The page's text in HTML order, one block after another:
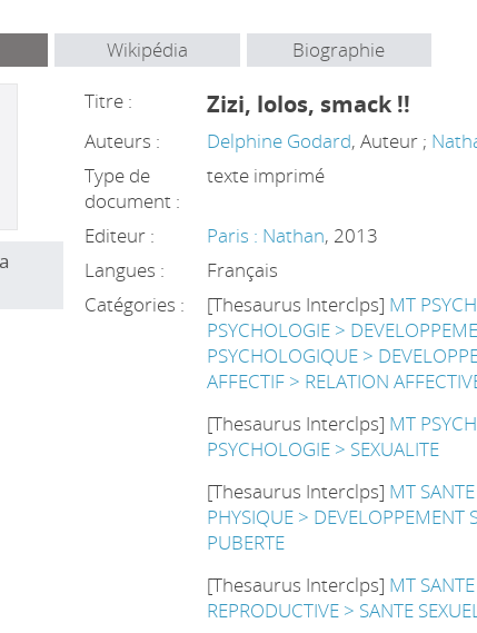
Wikipédia Biographie
Titre : Zizi, lolos, smack !!
Auteurs : Delphine Godard, Auteur ;
Type de
document :
texte imprimé
Editeur : Paris : Nathan, 2013
Langues :
Français
Catégories :
[Thesaurus Interclps] MT
PSYCHOLOGIE >
PSYCHOLOGIQUE >
AFFECTIF > RELATION
[Thesaurus Interclps] MT
PSYCHOLOGIE > SEXUALITE
[Thesaurus Interclps] MT
PHYSIQUE > DEVELOPPEMENT
PUBERTE
[Thesaurus Interclps] MT
REPRODUCTIVE > SANTE